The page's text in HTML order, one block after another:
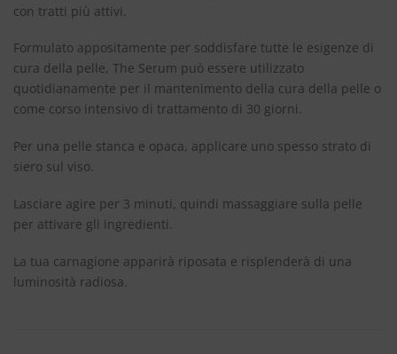
con tratti più attivi.
Formulato appositamente per soddisfare tutte le esigenze di
cura della pelle, The Serum può essere utilizzato
quotidianamente per il mantenimento della cura della pelle o
come corso intensivo di trattamento di 30 giorni.
Per una pelle stanca e opaca, applicare uno spesso strato di
siero sul viso.
Lasciare agire per 3 minuti, quindi massaggiare sulla pelle
per attivare gli ingredienti.
La tua carnagione apparirà riposata e risplenderà di una
luminosità radiosa.